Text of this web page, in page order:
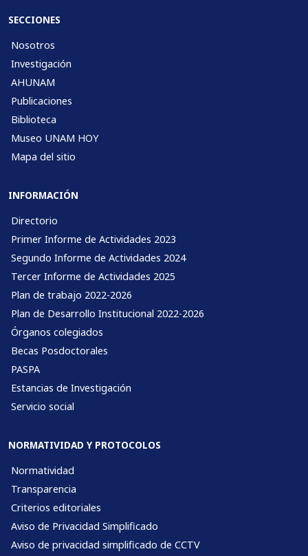
SECCIONES
Nosotros
Investigación
AHUNAM
Publicaciones
Biblioteca
Museo UNAM HOY
Mapa del sitio
INFORMACIÓN
Directorio
Primer Informe de Actividades 2023
Segundo Informe de Actividades 2024
Tercer Informe de Actividades 2025
Plan de trabajo 2022-2026
Plan de Desarrollo Institucional 2022-2026
Órganos colegiados
Becas Posdoctorales
PASPA
Estancias de Investigación
Servicio social
NORMATIVIDAD Y PROTOCOLOS
Normatividad
Transparencia
Criterios editoriales
Aviso de Privacidad Simplificado
Aviso de privacidad simplificado de CCTV